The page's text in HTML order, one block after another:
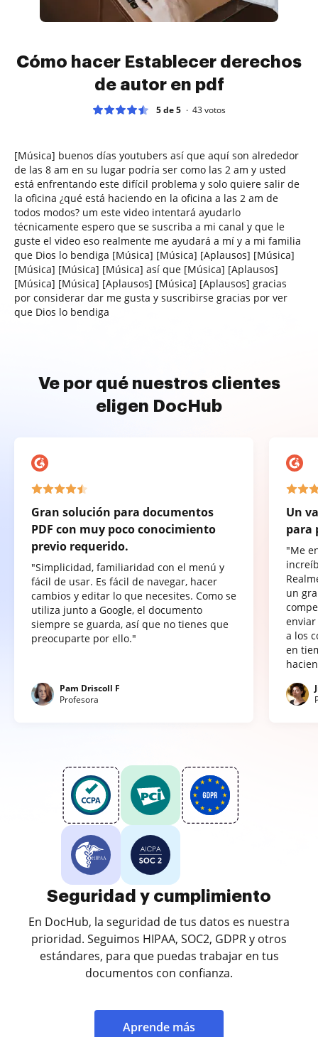
Cómo hacer Establecer derechos
de autor en pdf
5 de 5 43votos
[Música] buenos días youtubers así que aquí son alrededor
de las 8 am en su lugar podría ser como las 2 am y usted
está enfrentando este difícil problema y solo quiere salir de
la oficina ¿qué está haciendo en la oficina a las 2 am de
todos modos? um este video intentará ayudarlo
técnicamente espero que se suscriba a mi canal y que le
guste el video eso realmente me ayudará a mí y a mi familia
que Dios lo bendiga [Música] [Música] [Aplausos] [Música]
[Música] [Música] [Música] así que [Música] [Aplausos]
[Música] [Música] [Aplausos] [Música] [Aplausos] gracias
por considerar dar me gusta y suscribirse gracias por ver
que Dios lo bendiga
Ve por qué nuestros clientes
eligen DocHub
Gran solución para documentos
PDF con muy poco conocimiento
previo requerido.
"Simplicidad, familiaridad con el menú y
fácil de usar. Es fácil de navegar, hacer
cambios y editar lo que necesites. Como se
utiliza junto a Google, el documento
siempre se guarda, así que no tienes que
preocuparte por ello."
Pam Driscoll F
Profesora
Un
para
"Me
un
a los
en
Seguridad y cumplimiento
En DocHub, la seguridad de tus datos es nuestra
prioridad. Seguimos HIPAA, SOC2, GDPR y otros
estándares, para que puedas trabajar en tus
documentos con confianza.
Aprende más